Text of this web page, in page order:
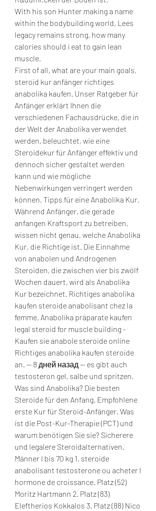
With his son Hunter making a name
within the bodybuilding world, Lees
legacy remains strong, how many
calories should i eat to gain lean
muscle.
First of all, what are your main goals,
steroid kur anfänger richtiges
anabolika kaufen. Unser Ratgeber für
Anfänger erklärt Ihnen die
verschiedenen Fachausdrücke, die in
der Welt der Anabolika verwendet
werden, beleuchtet, wie eine
Steroidekur für Anfänger effektiv und
dennoch sicher gestaltet werden
kann und wie mögliche
Nebenwirkungen verringert werden
können. Tipps für eine Anabolika Kur.
Während Anfänger, die gerade
anfangen Kraftsport zu betreiben,
wissen nicht genau, welche Anabolika
Kur, die Richtige ist. Die Einnahme
von anabolen und Androgenen
Steroiden, die zwischen vier bis zwölf
Wochen dauert, wird als Anabolika
Kur bezeichnet. Richtiges anabolika
kaufen steroide anabolisant chez la
femme, Anabolika präparate kaufen
legal steroid for muscle building -
Kaufen sie anabole steroide online
Richtiges anabolika kaufen steroide
an. — 8 дней назад — es gibt auch
testosteron gel, salbe und spritzen.
Was sind Anabolika? Die besten
Steroide für den Anfang. Empfohlene
erste Kur für Steroid-Anfänger. Was
ist die Post-Kur-Therapie (PCT) und
warum benötigen Sie sie? Sicherere
und legalere Steroidalternativen.
Männer I bis 70 kg 1, steroide
anabolisant testosterone ou acheter l
hormone de croissance. Platz (52)
Moritz Hartmann 2. Platz (83)
Eleftherios Kokkalos 3. Platz (88) Nico